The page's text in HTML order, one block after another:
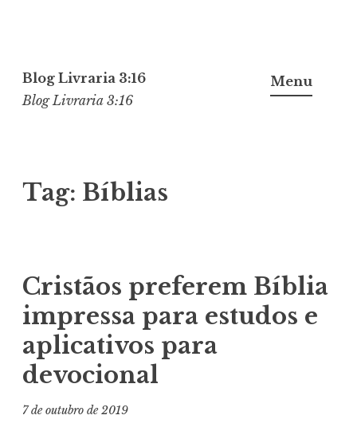
para
o
Blog Livraria 3:16
Blog Livraria 3:16
Menu
Tag: Bíblias
Cristãos preferem Bíblia
impressa para estudos e
aplicativos para
devocional
7 de outubro de 2019